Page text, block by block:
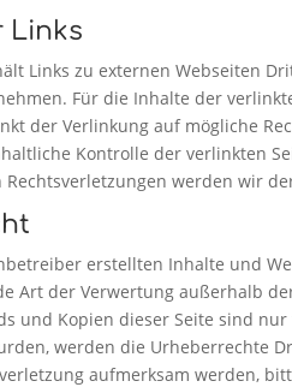
Links
Links zu externen Webseiten
Für die Inhalte der
der Verlinkung auf mögliche
Kontrolle der verlinkten
Rechtsverletzungen werden wir
erstellten Inhalte und
Art der Verwertung außerhalb
und Kopien dieser Seite sind
werden die Urheberrechte
aufmerksam werden,